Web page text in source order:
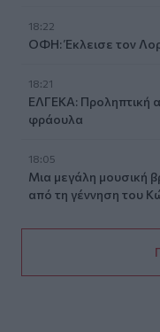
18:22
ΟΦΗ: Έκλεισε τον
18:21
ΕΛΓΕΚΑ: Προληπτική
φράουλα
18:05
Μια μεγάλη μουσική
από τη γέννηση του